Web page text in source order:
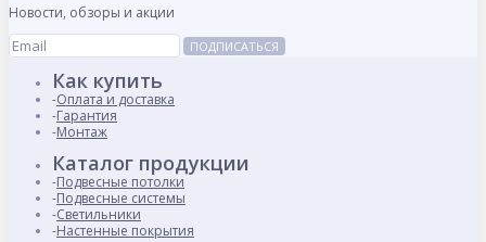
Новости, обзоры и акции
ПОДПИСАТЬСЯ
Как купить
Оплата и доставка
Гарантия
Монтаж
Каталог продукции
Подвесные потолки
Подвесные системы
Светильники
Настенные покрытия